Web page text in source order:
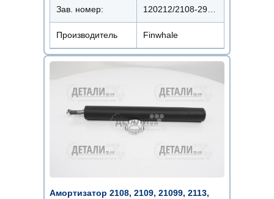
Зав. номер:
Производитель Finwhale
Амортизатор 2108, 2109, 21099, 2113,